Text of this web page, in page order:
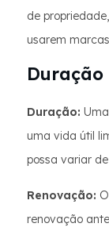
de
usarem
Duração:
uma vida útil
possa variar
Renovação:
renovação